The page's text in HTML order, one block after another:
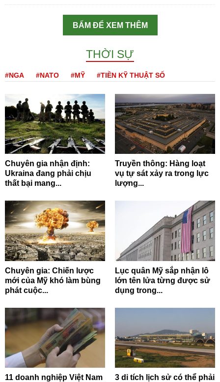
BẤM ĐỂ XEM THÊM
THỜI SỰ
#NGA #NATO #MỸ #TIỀN KỸ THUẬT SỐ
Chuyên gia nhận định:
Ukraina đang phải chịu
thất bại mang...
Truyền thông: Hàng loạt
vụ tự sát xảy ra trong lực
lượng...
Chuyên gia: Chiến lược
mới của Mỹ khó làm bùng
phát cuộc...
Lục quân Mỹ sắp nhận lô
lớn tên lửa từng được sử
dụng trong...
11 doanh nghiệp Việt Nam
3 di tích lịch sử có thể phải